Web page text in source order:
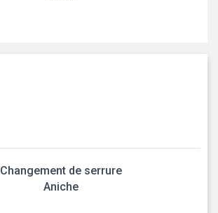
Changement de serrure
Aniche